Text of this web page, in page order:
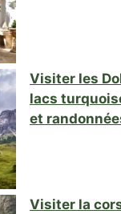
Visiter les
lacs
et
Visiter la